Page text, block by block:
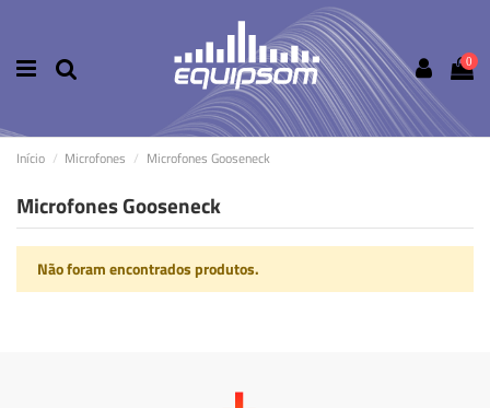
0
Início Microfones Microfones Gooseneck
Microfones Gooseneck
Não foram encontrados produtos.